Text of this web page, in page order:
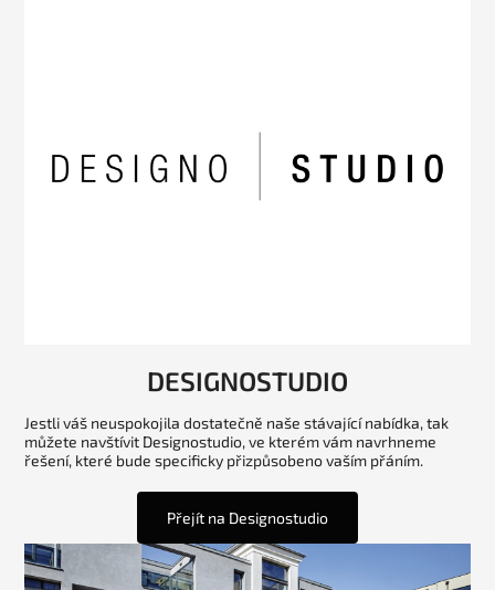
DESIGNOSTUDIO
Jestli váš neuspokojila dostatečně naše stávající nabídka, tak
můžete navštívit Designostudio, ve kterém vám navrhneme
řešení, které bude specificky přizpůsobeno vaším přáním.
Přejít na Designostudio